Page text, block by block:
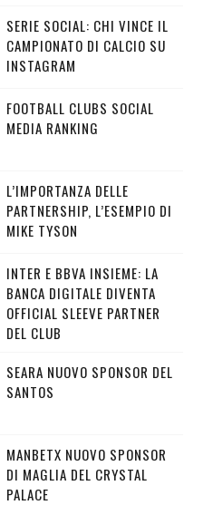
SERIE SOCIAL: CHI VINCE IL
CAMPIONATO DI CALCIO SU
INSTAGRAM
FOOTBALL CLUBS SOCIAL
MEDIA RANKING
L’IMPORTANZA DELLE
PARTNERSHIP, L’ESEMPIO DI
MIKE TYSON
INTER E BBVA INSIEME: LA
BANCA DIGITALE DIVENTA
OFFICIAL SLEEVE PARTNER
DEL CLUB
SEARA NUOVO SPONSOR DEL
SANTOS
MANBETX NUOVO SPONSOR
DI MAGLIA DEL CRYSTAL
PALACE